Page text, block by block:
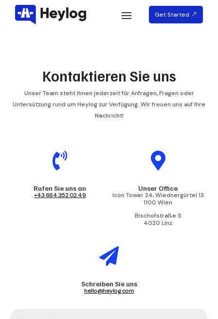
Get Started
Kontaktieren Sie uns
Unser Team steht Ihnen jederzeit für Anfragen, Fragen oder
Untersützung rund um Heylog zur Verfügung. Wir freuen uns auf Ihre
Nachricht!

Rufen Sie uns an
+43 664 352 02 49

Unser Office
Icon Tower 24, Wiednergürtel 13
1100 Wien
Bischofstraße 5
4020 Linz

Schreiben Sie uns
hello@heylog.com